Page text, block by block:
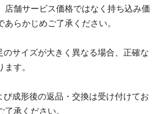
店舗サービス価格ではなく持ち込み価
らかじめご了承ください。
サイズが大きく異なる場合、正確な
す。
成形後の返品・交換は受け付けてお
承ください。